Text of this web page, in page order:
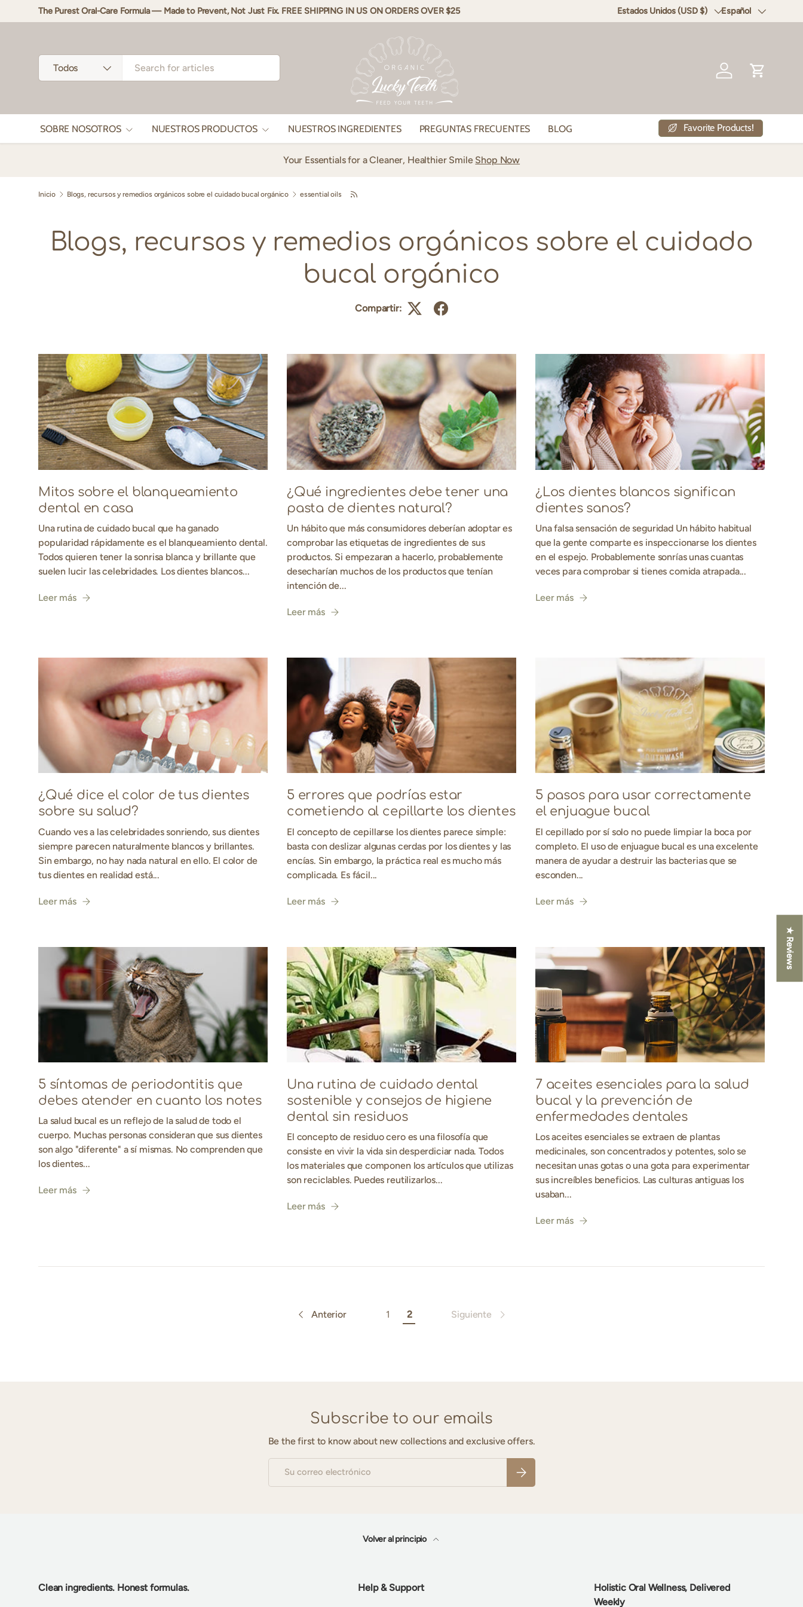
Ir al contenido
The Purest Oral-Care Formula — Made to Prevent, Not Just Fix. FREE SHIPPING IN US ON ORDERS OVER $25 País/Región
Estados Unidos (USD $) Idioma
Español
Tipo de producto
Todos
Iniciar sesión
Carrito
SOBRE NOSOTROS NUESTROS PRODUCTOS NUESTROS INGREDIENTES PREGUNTAS FRECUENTES BLOG Favorite Products!
Your Essentials for a Cleaner, Healthier Smile Shop Now
Inicio Blogs, recursos y remedios orgánicos sobre el cuidado bucal orgánico essential oils
Blogs, recursos y remedios orgánicos sobre el cuidado
bucal orgánico
Compartir:
Mitos sobre el blanqueamiento
dental en casa
Una rutina de cuidado bucal que ha ganado
popularidad rápidamente es el blanqueamiento dental.
Todos quieren tener la sonrisa blanca y brillante que
suelen lucir las celebridades. Los dientes blancos...
Leer más
¿Qué ingredientes debe tener una
pasta de dientes natural?
Un hábito que más consumidores deberían adoptar es
comprobar las etiquetas de ingredientes de sus
productos. Si empezaran a hacerlo, probablemente
desecharían muchos de los productos que tenían
intención de...
Leer más
¿Los dientes blancos significan
dientes sanos?
Una falsa sensación de seguridad Un hábito habitual
que la gente comparte es inspeccionarse los dientes
en el espejo. Probablemente sonrías unas cuantas
veces para comprobar si tienes comida atrapada...
Leer más
¿Qué dice el color de tus dientes
sobre su salud?
Cuando ves a las celebridades sonriendo, sus dientes
siempre parecen naturalmente blancos y brillantes.
Sin embargo, no hay nada natural en ello. El color de
tus dientes en realidad está...
Leer más
5 errores que podrías estar
cometiendo al cepillarte los dientes
El concepto de cepillarse los dientes parece simple:
basta con deslizar algunas cerdas por los dientes y las
encías. Sin embargo, la práctica real es mucho más
complicada. Es fácil...
Leer más
5 pasos para usar correctamente
el enjuague bucal
El cepillado por sí solo no puede limpiar la boca por
completo. El uso de enjuague bucal es una excelente
manera de ayudar a destruir las bacterias que se
esconden...
Leer más
5 síntomas de periodontitis que
debes atender en cuanto los notes
La salud bucal es un reflejo de la salud de todo el
cuerpo. Muchas personas consideran que sus dientes
son algo "diferente" a sí mismas. No comprenden que
los dientes...
Leer más
Una rutina de cuidado dental
sostenible y consejos de higiene
dental sin residuos
El concepto de residuo cero es una filosofía que
consiste en vivir la vida sin desperdiciar nada. Todos
los materiales que componen los artículos que utilizas
son reciclables. Puedes reutilizarlos...
Leer más
7 aceites esenciales para la salud
bucal y la prevención de
enfermedades dentales
Los aceites esenciales se extraen de plantas
medicinales, son concentrados y potentes, solo se
necesitan unas gotas o una gota para experimentar
sus increíbles beneficios. Las culturas antiguas los
usaban...
Leer más
Anterior 1 2 Siguiente
Subscribe to our emails
Be the first to know about new collections and exclusive offers.
Suscribirse
Volver al principio
Clean ingredients. Honest formulas. Help & Support
Holistic Oral Wellness, Delivered
Weekly
★ Reviews